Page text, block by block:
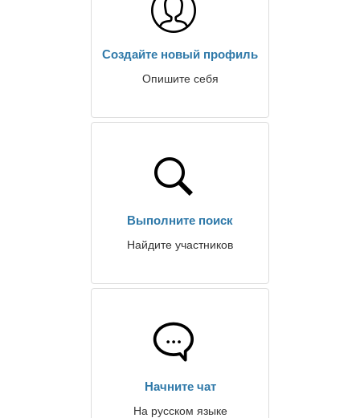
Создайте новый профиль
Опишите себя
Выполните поиск
Найдите участников
Начните чат
На русском языке